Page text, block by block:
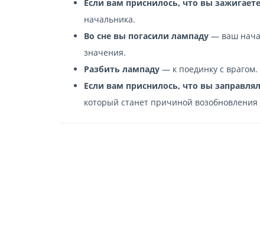
Если вам приснилось, что вы
начальника.
Во сне вы погасили лампаду — ваш
значения.
Разбить лампаду — к поединку с врагом.
Если вам приснилось, что вы
который станет причиной